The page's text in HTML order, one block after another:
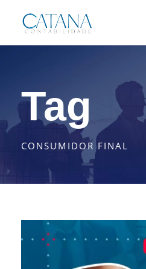
Tag
CONSUMIDOR FINAL